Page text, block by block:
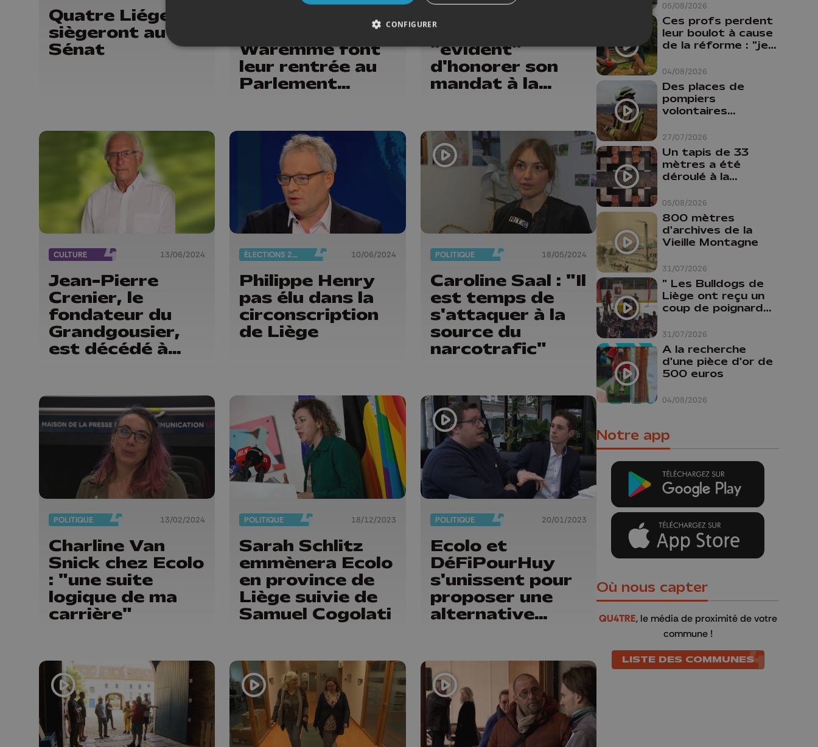
Quatre Liégeois
siègeront au
Sénat
Waremme font
leur rentrée au
Parlement
Schlitz, il est
"évident"
d'honorer son
mandat à la
CULTURE 13/06/2024
Jean-Pierre
Crenier, le
fondateur du
Grandgousier,
est décédé à
ÉLECTIONS 2024 10/06/2024
Philippe Henry
pas élu dans la
circonscription
de Liège
POLITIQUE 18/05/2024
Caroline Saal : "Il
est temps de
s'attaquer à la
source du
narcotrafic"
POLITIQUE 13/02/2024
Charline Van
Snick chez Ecolo
: "une suite
logique de ma
carrière"
POLITIQUE 18/12/2023
Sarah Schlitz
emmènera Ecolo
en province de
Liège suivie de
Samuel Cogolati
POLITIQUE 20/01/2023
Ecolo et
DéFiPourHuy
s'unissent pour
proposer une
alternative
05/08/2026
04/08/2026
Ces profs perdent
leur boulot à cause
de la réforme : "je
comme prof que
comme
pharmacienne"
27/07/2026
Des places de
pompiers
volontaires
province de Liège :
"Un citoyen qui
n'est formé ne
peut pas nous
aider"
05/08/2026
Un tapis de 33
mètres a été
déroulé à la
Liège
31/07/2026
800 mètres
d'archives de la
Vieille Montagne
31/07/2026
" Les Bulldogs de
Liège ont reçu un
coup de poignard
04/08/2026
A la recherche
d'une pièce d'or de
500 euros
Notre app
Où nous capter
QU4TRE, le média de proximité de votre
commune !
LISTE DES COMMUNES
CONFIGURER